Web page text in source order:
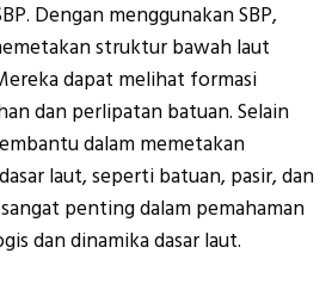
Dengan menggunakan SBP,
struktur bawah laut
dapat melihat formasi
dan perlipatan batuan. Selain
dalam memetakan
laut, seperti batuan, pasir, dan
penting dalam pemahaman
dan dinamika dasar laut.